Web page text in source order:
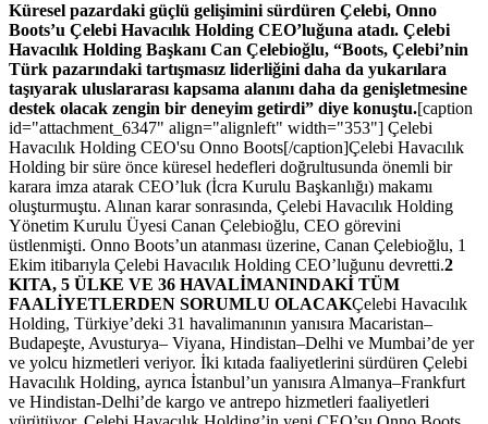
Küresel pazardaki güçlü gelişimini sürdüren Çelebi, Onno
Boots’u Çelebi Havacılık Holding CEO’luğuna atadı. Çelebi
Havacılık Holding Başkanı Can Çelebioğlu, “Boots, Çelebi’nin
Türk pazarındaki tartışmasız liderliğini daha da yukarılara
taşıyarak uluslararası kapsama alanını daha da genişletmesine
destek olacak zengin bir deneyim getirdi” diye konuştu.[caption
id="attachment_6347" align="alignleft" width="353"] Çelebi
Havacılık Holding CEO'su Onno Boots[/caption]Çelebi Havacılık
Holding bir süre önce küresel hedefleri doğrultusunda önemli bir
karara imza atarak CEO’luk (İcra Kurulu Başkanlığı) makamı
oluşturmuştu. Alınan karar sonrasında, Çelebi Havacılık Holding
Yönetim Kurulu Üyesi Canan Çelebioğlu, CEO görevini
üstlenmişti. Onno Boots’un atanması üzerine, Canan Çelebioğlu, 1
Ekim itibarıyla Çelebi Havacılık Holding CEO’luğunu devretti.2
KITA, 5 ÜLKE VE 36 HAVALİMANINDAKİ TÜM
FAALİYETLERDEN SORUMLU OLACAKÇelebi Havacılık
Holding, Türkiye’deki 31 havalimanının yanısıra Macaristan–
Budapeşte, Avusturya– Viyana, Hindistan–Delhi ve Mumbai’de yer
ve yolcu hizmetleri veriyor. İki kıtada faaliyetlerini sürdüren Çelebi
Havacılık Holding, ayrıca İstanbul’un yanısıra Almanya–Frankfurt
ve Hindistan-Delhi’de kargo ve antrepo hizmetleri faaliyetleri